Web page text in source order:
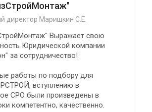
директор Маришкин С.Е.
Выражает свою
Юридической компании
за сотрудничество!
работы по подбору для
вступлению в
СРО были произведены в
компетентно, качественно.